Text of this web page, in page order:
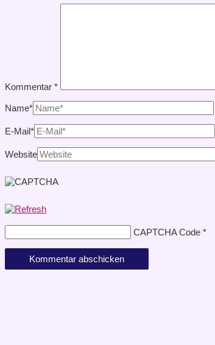
Kommentar *
Name*
E-Mail*
Website
CAPTCHA Code *